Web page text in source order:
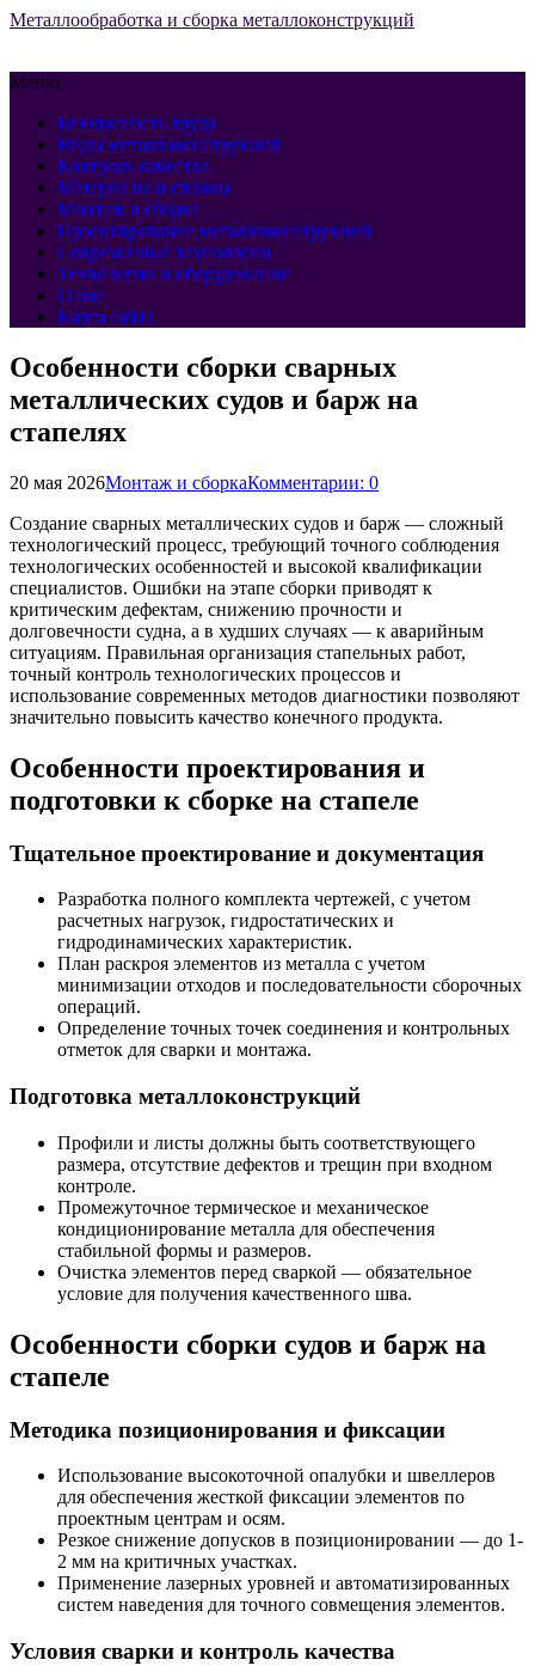
Металлообработка и сборка металлоконструкций
Меню
Безопасность труда
Виды металлоконструкций
Контроль качества
Материалы и сплавы
Монтаж и сборка
Проектирование металлоконструкций
Современные технологии
Технологии и оборудование
О нас
Карта сайта
Особенности сборки сварных
металлических судов и барж на
стапелях
20 мая 2026Монтаж и сборкаКомментарии: 0
Создание сварных металлических судов и барж — сложный
технологический процесс, требующий точного соблюдения
технологических особенностей и высокой квалификации
специалистов. Ошибки на этапе сборки приводят к
критическим дефектам, снижению прочности и
долговечности судна, а в худших случаях — к аварийным
ситуациям. Правильная организация стапельных работ,
точный контроль технологических процессов и
использование современных методов диагностики позволяют
значительно повысить качество конечного продукта.
Особенности проектирования и
подготовки к сборке на стапеле
Тщательное проектирование и документация
Разработка полного комплекта чертежей, с учетом
расчетных нагрузок, гидростатических и
гидродинамических характеристик.
План раскроя элементов из металла с учетом
минимизации отходов и последовательности сборочных
операций.
Определение точных точек соединения и контрольных
отметок для сварки и монтажа.
Подготовка металлоконструкций
Профили и листы должны быть соответствующего
размера, отсутствие дефектов и трещин при входном
контроле.
Промежуточное термическое и механическое
кондиционирование металла для обеспечения
стабильной формы и размеров.
Очистка элементов перед сваркой — обязательное
условие для получения качественного шва.
Особенности сборки судов и барж на
стапеле
Методика позиционирования и фиксации
Использование высокоточной опалубки и швеллеров
для обеспечения жесткой фиксации элементов по
проектным центрам и осям.
Резкое снижение допусков в позиционировании — до 1-
2 мм на критичных участках.
Применение лазерных уровней и автоматизированных
систем наведения для точного совмещения элементов.
Условия сварки и контроль качества